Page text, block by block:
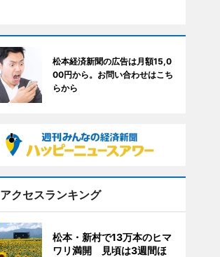
松本経済新聞の広告は月額15,0
00円から。お問い合わせはこち
らから
アクセスランキング
松本・新村で13万本のヒマ
ワリ満開 見頃は3週間ほ